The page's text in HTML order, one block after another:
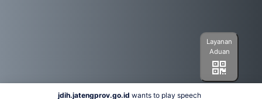
Layanan
Aduan
jdih.jatengprov.go.id wants to play speech